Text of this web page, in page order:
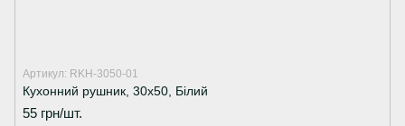
Артикул: RKH-3050-01
Кухонний рушник, 30х50, Білий
55 грн/шт.